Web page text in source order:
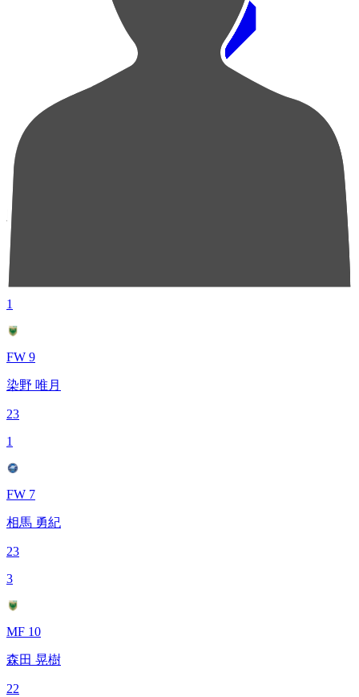
順位
選手名
成績
1
FW 9
染野 唯月
23
1
FW 7
相馬 勇紀
23
3
MF 10
森田 晃樹
22